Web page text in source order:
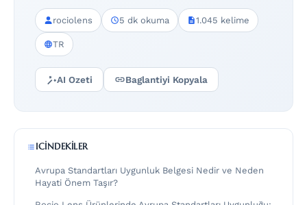
rociolens 5 dk okuma 1.045 kelime
TR
AI Ozeti Baglantiyi Kopyala
ICINDEKILER
Avrupa Standartları Uygunluk Belgesi Nedir ve Neden
Hayati Önem Taşır?